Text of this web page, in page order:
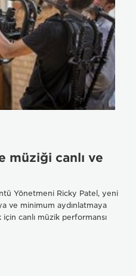
müziği canlı ve
Yönetmeni Ricky Patel, yeni
ve minimum aydınlatmaya
canlı müzik performansı